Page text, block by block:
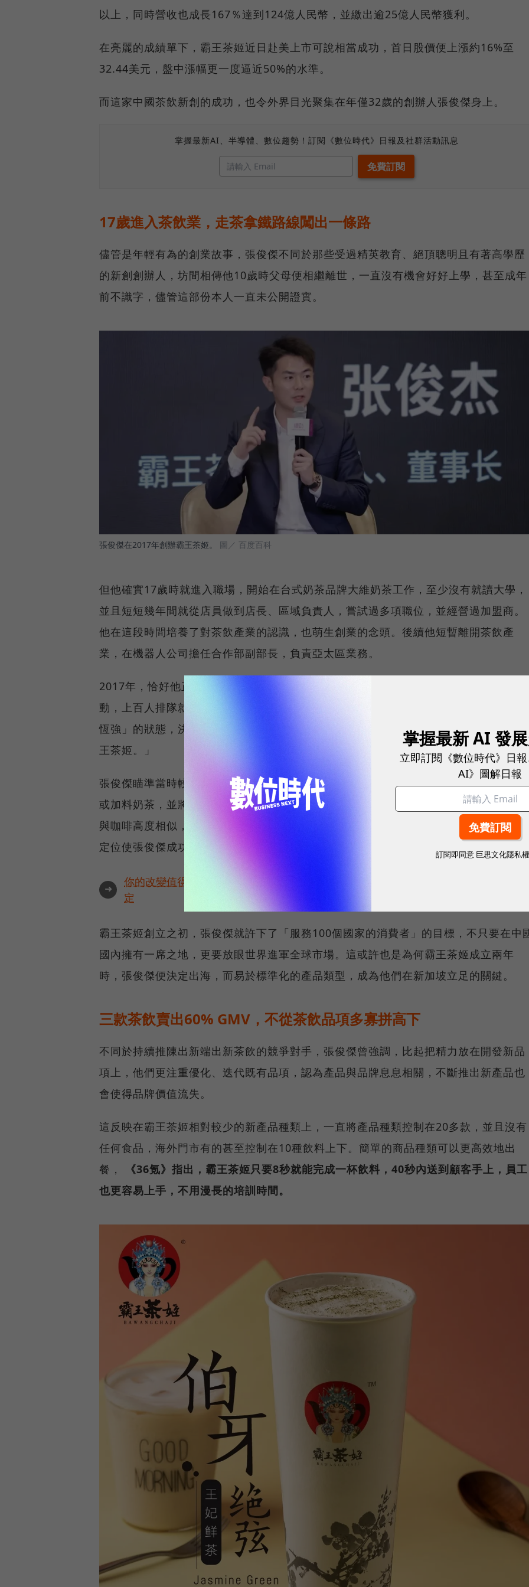
以上，同時營收也成長167％達到124億人民幣，並繳出逾25億人民幣獲利。
在亮麗的成績單下，霸王茶姬近日赴美上市可說相當成功，首日股價便上漲約16%至
32.44美元，盤中漲幅更一度逼近50%的水準。
而這家中國茶飲新創的成功，也令外界目光聚集在年僅32歲的創辦人張俊傑身上。
掌握最新AI、半導體、數位趨勢！訂閱《數位時代》日報及社群活動訊息
17歲進入茶飲業，走茶拿鐵路線闖出一條路
儘管是年輕有為的創業故事，張俊傑不同於那些受過精英教育、絕頂聰明且有著高學歷
的新創創辦人，坊間相傳他10歲時父母便相繼離世，一直沒有機會好好上學，甚至成年
前不識字，儘管這部份本人一直未公開證實。
張俊傑在2017年創辦霸王茶姬。 圖／ 百度百科
但他確實17歲時就進入職場，開始在台式奶茶品牌大維奶茶工作，至少沒有就讀大學，
並且短短幾年間就從店員做到店長、區域負責人，嘗試過多項職位，並經營過加盟商。
他在這段時間培養了對茶飲產業的認識，也萌生創業的念頭。後續他短暫離開茶飲產
業，在機器人公司擔任合作部副部長，負責亞太區業務。
2017年，恰好他正猶豫是否要重回茶飲產業時，看到喜茶進駐上海來福士廣場引爆轟
動，上百人排隊就為喝一杯手搖茶飲，讓他意識到茶飲產業正在趨於集中化邁向「強者
恆強」的狀態，決心開創自己的事業，「當時我不想錯過機會，最終在2017年創立了霸
王茶姬。」
張俊傑瞄準當時較少見的茶拿鐵「原葉茶 + 鮮奶」路線，而非當時較熱門的各式水果茶
或加料奶茶，並將價格定於存在品牌空缺的15至20人民幣檔位。他認為茶飲的發展可能
與咖啡高度相似，且這種作法比水果茶更容易標準化，利於擴張及邁向全球。差異化的
定位使張俊傑成功在人滿為患的中國茶飲產業中開闢出一條道路，
➜
你的改變值得被看見🔥最具全球市場潛能的創新實踐！立即報名100 MVP，挑戰雙獎肯
定
霸王茶姬創立之初，張俊傑就許下了「服務100個國家的消費者」的目標，不只要在中
國內擁有一席之地，更要放眼世界進軍全球市場。這或許也是為何霸王茶姬成立兩年
時，張俊傑便決定出海，而易於標準化的產品類型，成為他們在新加坡立足的關鍵。
三款茶飲賣出60% GMV，不從茶飲品項多寡拼高下
不同於持續推陳出新端出新茶飲的競爭對手，張俊傑曾強調，比起把精力放在開發新品
項上，他們更注重優化、迭代既有品項，認為產品與品牌息息相關，不斷推出新產品也
會使得品牌價值流失。
這反映在霸王茶姬相對較少的新產品種類上，一直將產品種類控制在20多款，並且沒有
任何食品，海外門市有的甚至控制在10種飲料上下。簡單的商品種類可以更高效地出
餐，
《36氪》指出，霸王茶姬只要8秒就能完成一杯飲料，40秒內送到顧客手上，員工
也更容易上手，不用漫長的培訓時間。
掌握最新 AI 發展
立即訂閱《數位時代》日
AI》圖解日報
訂閱即同意 巨思文化隱私